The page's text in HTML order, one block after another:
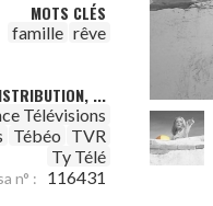
MOTS CLÉS
famille rêve
...
Télévisions
Tébéo TVR
Ty Télé
n° : 116431